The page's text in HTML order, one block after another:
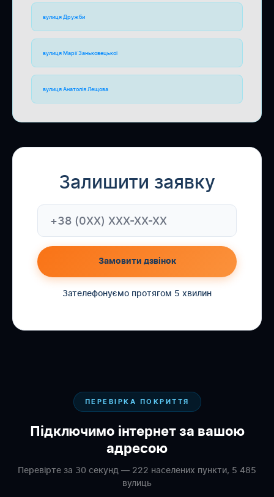
вулиця Дружби
вулиця Марії Заньковецької
вулиця Анатолія Лещова
Залишити заявку
Замовити дзвінок
Зателефонуємо протягом 5 хвилин
ПЕРЕВІРКА ПОКРИТТЯ
Підключимо інтернет за вашою
адресою
Перевірте за 30 секунд — 222 населених пункти, 5 485
вулиць